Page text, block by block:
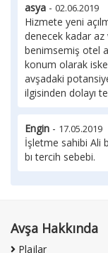
asya - 02.06.2019
Hizmete yeni
denecek kadar
benimsemiş otel
konum olarak
avşadaki
ilgisinden dolayı
Engin - 17.05.2019
İşletme sahibi Ali
bı tercih sebebi.
Avşa Hakkında
Plajlar